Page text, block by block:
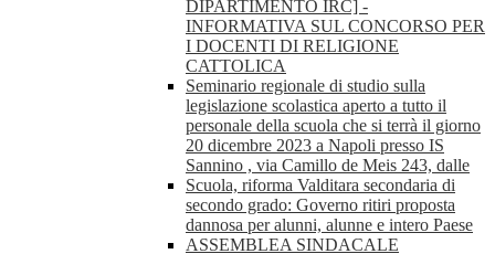
DIPARTIMENTO IRC] -
INFORMATIVA SUL CONCORSO PER
I DOCENTI DI RELIGIONE
CATTOLICA
Seminario regionale di studio sulla
legislazione scolastica aperto a tutto il
personale della scuola che si terrà il giorno
20 dicembre 2023 a Napoli presso IS
Sannino , via Camillo de Meis 243, dalle
Scuola, riforma Valditara secondaria di
secondo grado: Governo ritiri proposta
dannosa per alunni, alunne e intero Paese
ASSEMBLEA SINDACALE